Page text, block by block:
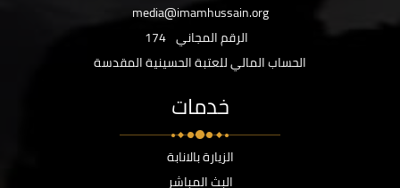
media@imamhussain.org
الرقم المجاني 174
الحساب المالي للعتبة الحسينية المقدسة
خدمات
الزيارة بالانابة
البث المباشر